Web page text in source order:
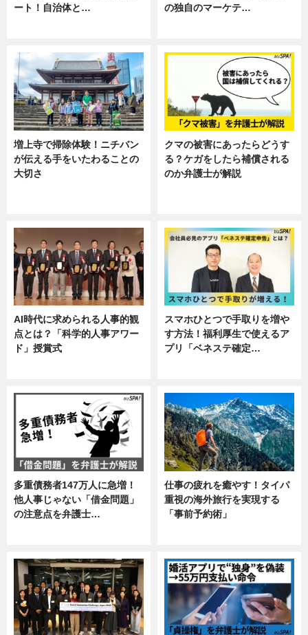
ート！自治体と…
の独自のマーケテ…
増上寺で掃除体験！ニチバン
が伝える手をいたわることの
大切さ
クマの被害にあったらどうす
る？ケガをしたら補償される
のか弁護士が解説
AI時代に求められる人事的観
点とは？「科学的人事アワー
ド」授賞式
スマホひとつで手取りを増や
す方法！福利厚生で使えるア
プリ「ベネステ確定…
多重債務者147万人に急増！
他人事じゃない「借金問題」
の注意点を弁護士…
仕事の疲れを癒やす！タイパ
重視の海外旅行を実現する
「事前予約術」